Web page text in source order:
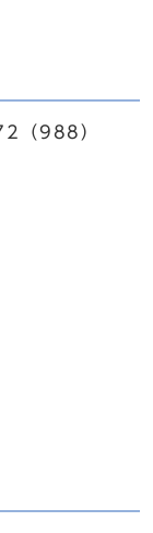
（988）